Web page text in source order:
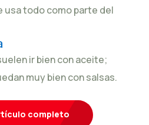
usa todo como parte del
ir bien con aceite;
muy bien con salsas.
completo